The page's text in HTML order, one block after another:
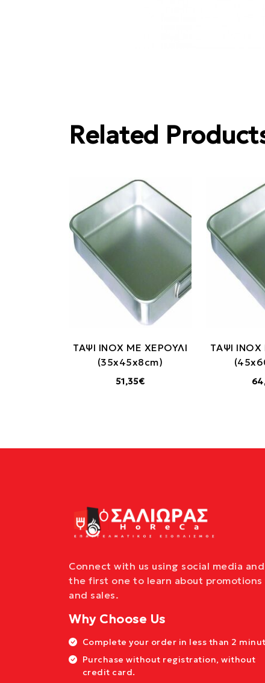
Related
ΤΑΨΙ INOX ΜΕ ΧΕΡΟΥΛΙ
(35x45x8cm)
51,35€
TΑΨΙ
Connect with us using social media
the first one to learn about promotions
and sales.
Why Choose Us
Complete your order in less than 2
Purchase without registration, without
credit card.